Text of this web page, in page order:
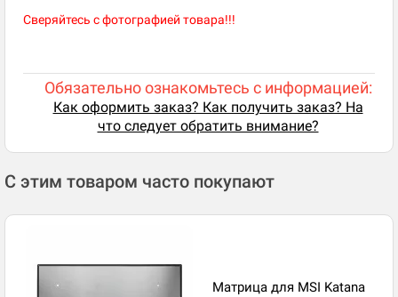
Сверяйтесь с фотографией товара!!!
Обязательно ознакомьтесь с информацией:
Как оформить заказ? Как получить заказ? На
что следует обратить внимание?
С этим товаром часто покупают
Матрица для MSI Katana